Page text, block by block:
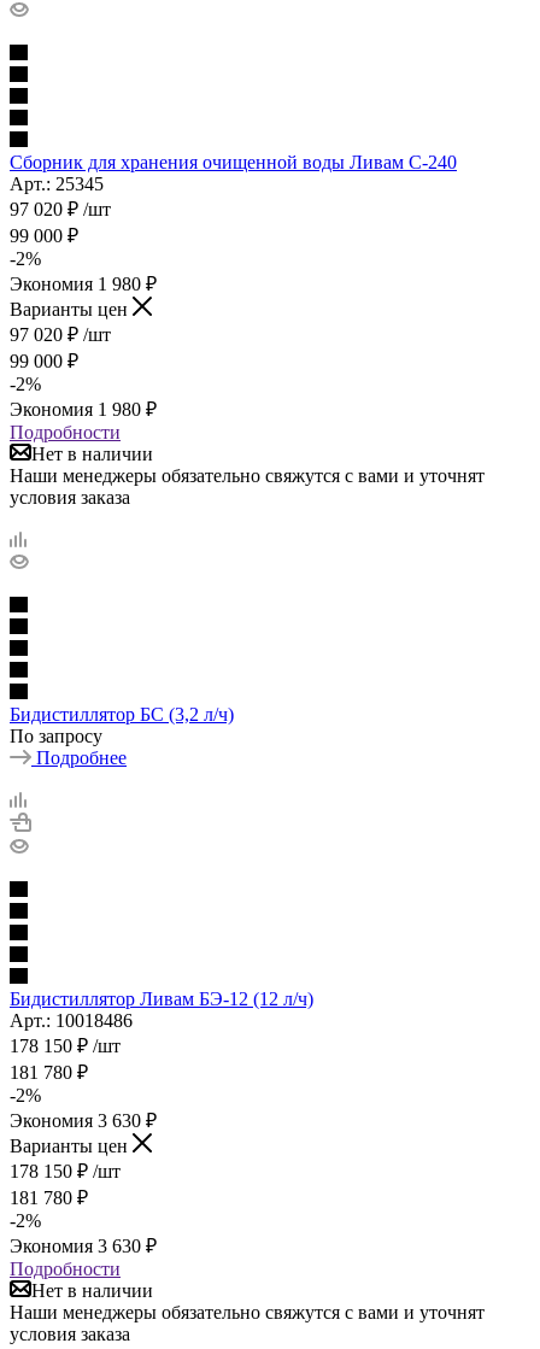
Сборник для хранения очищенной воды Ливам С-240
Арт.: 25345
97 020 ₽ /шт
99 000 ₽
-2%
Экономия 1 980 ₽
Варианты цен
97 020 ₽ /шт
99 000 ₽
-2%
Экономия 1 980 ₽
Подробности
Нет в наличии
Наши менеджеры обязательно свяжутся с вами и уточнят
условия заказа
Бидистиллятор БС (3,2 л/ч)
По запросу
Подробнее
Бидистиллятор Ливам БЭ-12 (12 л/ч)
Арт.: 10018486
178 150 ₽ /шт
181 780 ₽
-2%
Экономия 3 630 ₽
Варианты цен
178 150 ₽ /шт
181 780 ₽
-2%
Экономия 3 630 ₽
Подробности
Нет в наличии
Наши менеджеры обязательно свяжутся с вами и уточнят
условия заказа